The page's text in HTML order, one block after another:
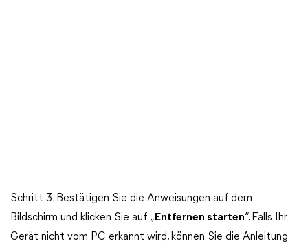
Schritt 3. Bestätigen Sie die Anweisungen auf dem
Bildschirm und klicken Sie auf „ Entfernen starten“. Falls Ihr
Gerät nicht vom PC erkannt wird, können Sie die Anleitung